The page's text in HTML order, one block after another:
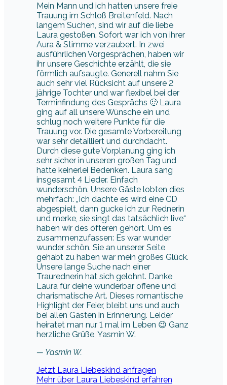
Mein Mann und ich hatten unsere freie
Trauung im Schloß Breitenfeld. Nach
langem Suchen, sind wir auf die liebe
Laura gestoßen. Sofort war ich von ihrer
Aura & Stimme verzaubert. In zwei
ausführlichen Vorgesprächen, haben wir
ihr unsere Geschichte erzählt, die sie
förmlich aufsaugte. Generell nahm Sie
auch sehr viel Rücksicht auf unsere 2
jährige Tochter und war flexibel bei der
Terminfindung des Gesprächs 🙂 Laura
ging auf all unsere Wünsche ein und
schlug noch weitere Punkte für die
Trauung vor. Die gesamte Vorbereitung
war sehr detailliert und durchdacht.
Durch diese gute Vorplanung ging ich
sehr sicher in unseren großen Tag und
hatte keinerlei Bedenken. Laura sang
insgesamt 4 Lieder. Einfach
wunderschön. Unsere Gäste lobten dies
mehrfach: „Ich dachte es wird eine CD
abgespielt, dann gucke ich zur Rednerin
und merke, sie singt das tatsächlich live“
haben wir des öfteren gehört. Um es
zusammenzufassen: Es war wunder
wunder schön. Sie an unserer Seite
gehabt zu haben war mein großes Glück.
Unsere lange Suche nach einer
Traurednerin hat sich gelohnt. Danke
Laura für deine wunderbar offene und
charismatische Art. Dieses romantische
Highlight der Feier, bleibt uns und auch
bei allen Gästen in Erinnerung. Leider
heiratet man nur 1 mal im Leben 😉 Ganz
herzliche Grüße, Yasmin W.
— Yasmin W.
Jetzt Laura Liebeskind anfragen
Mehr über Laura Liebeskind erfahren